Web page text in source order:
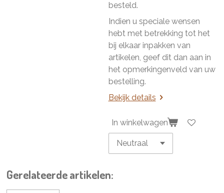
besteld.
Indien u speciale wensen
hebt met betrekking tot het
bij elkaar inpakken van
artikelen, geef dit dan aan in
het opmerkingenveld van uw
bestelling.
Bekijk details
In winkelwagen
Gerelateerde artikelen: